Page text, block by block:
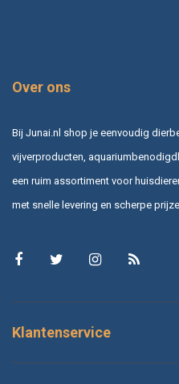
Over ons
Bij Junai.nl shop je eenvoudig
vijverproducten,
een ruim assortiment voor
met snelle levering en scherpe
Klantenservice